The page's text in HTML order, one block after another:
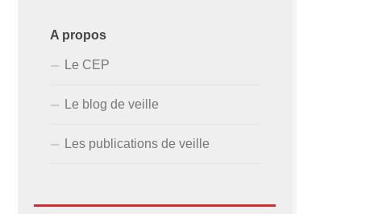
A propos
Le CEP
Le blog de veille
Les publications de veille